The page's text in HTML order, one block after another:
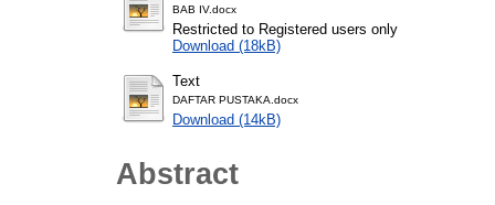
BAB IV.docx
Restricted to Registered users only
Download (18kB)
Text
DAFTAR PUSTAKA.docx
Download (14kB)
Abstract